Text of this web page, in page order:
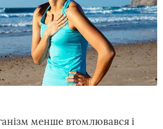
менше втомлювався і